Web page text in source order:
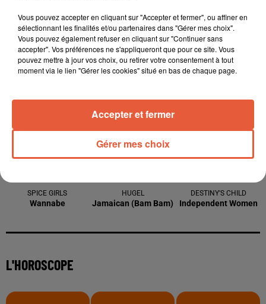
12h21
Arles : après un taureau percuté lors d'une
Éclipse solaire du 12 août 2026 : le CHU de Nîmes
3 août 2026
Vous pouvez accepter en cliquant sur "Accepter et fermer", ou affiner en
sélectionnant les finalités et/ou partenaires dans "Gérer mes choix".
Vous pouvez également refuser en cliquant sur "Continuer sans
accepter". Vos préférences ne s'appliqueront que pour ce site. Vous
pouvez mettre à jour vos choix, ou retirer votre consentement à tout
moment via le lien "Gérer les cookies" situé en bas de chaque page.
Gérer mes choix
Accepter et fermer